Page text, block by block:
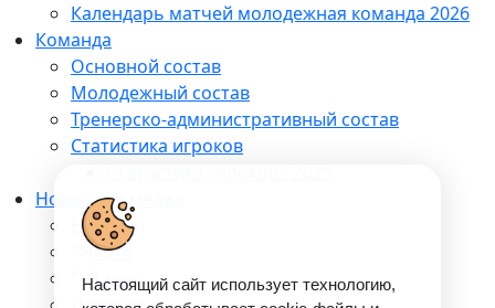
Настоящий сайт использует технологию,
Календарь матчей молодежная команда 2026
Команда
Основной состав
Молодежный состав
Тренерско-административный состав
Статистика игроков
Новости и медиа
Новости
Фото
">Видео